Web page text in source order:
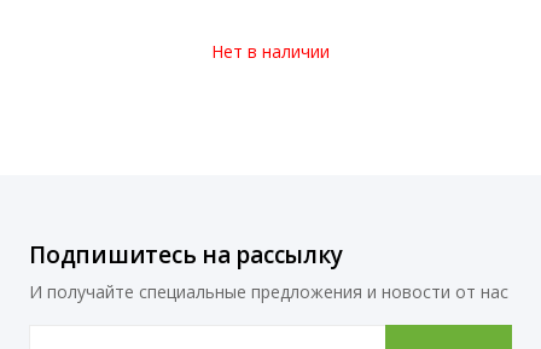
Нет в наличии
Подпишитесь на рассылку
И получайте специальные предложения и новости от нас